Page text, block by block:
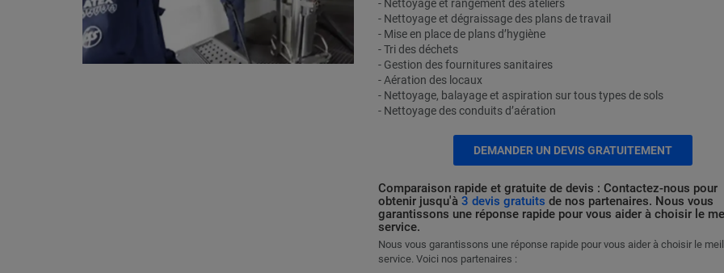
- Nettoyage et rangement des ateliers
- Nettoyage et dégraissage des plans de travail
- Mise en place de plans d’hygiène
- Tri des déchets
- Gestion des fournitures sanitaires
- Aération des locaux
- Nettoyage, balayage et aspiration sur tous types de sols
- Nettoyage des conduits d’aération
DEMANDER UN DEVIS GRATUITEMENT
Comparaison rapide et gratuite de devis : Contactez-nous pour
obtenir jusqu'à 3 devis gratuits de nos partenaires. Nous vous
garantissons une réponse rapide pour vous aider à choisir le
service.
Nous vous garantissons une réponse rapide pour vous aider à choisir le
service. Voici nos partenaires :